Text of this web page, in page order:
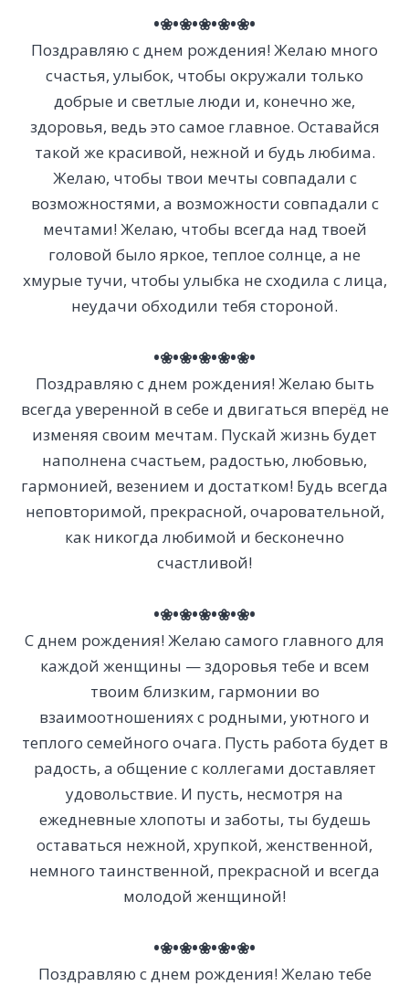
•❀•❀•❀•❀•❀•
Поздравляю с днем рождения! Желаю много
счастья, улыбок, чтобы окружали только
добрые и светлые люди и, конечно же,
здоровья, ведь это самое главное. Оставайся
такой же красивой, нежной и будь любима.
Желаю, чтобы твои мечты совпадали с
возможностями, а возможности совпадали с
мечтами! Желаю, чтобы всегда над твоей
головой было яркое, теплое солнце, а не
хмурые тучи, чтобы улыбка не сходила с лица,
неудачи обходили тебя стороной.
•❀•❀•❀•❀•❀•
Поздравляю с днем рождения! Желаю быть
всегда уверенной в себе и двигаться вперёд не
изменяя своим мечтам. Пускай жизнь будет
наполнена счастьем, радостью, любовью,
гармонией, везением и достатком! Будь всегда
неповторимой, прекрасной, очаровательной,
как никогда любимой и бесконечно
счастливой!
•❀•❀•❀•❀•❀•
С днем рождения! Желаю самого главного для
каждой женщины — здоровья тебе и всем
твоим близким, гармонии во
взаимоотношениях с родными, уютного и
теплого семейного очага. Пусть работа будет в
радость, а общение с коллегами доставляет
удовольствие. И пусть, несмотря на
ежедневные хлопоты и заботы, ты будешь
оставаться нежной, хрупкой, женственной,
немного таинственной, прекрасной и всегда
молодой женщиной!
•❀•❀•❀•❀•❀•
Поздравляю с днем рождения! Желаю тебе